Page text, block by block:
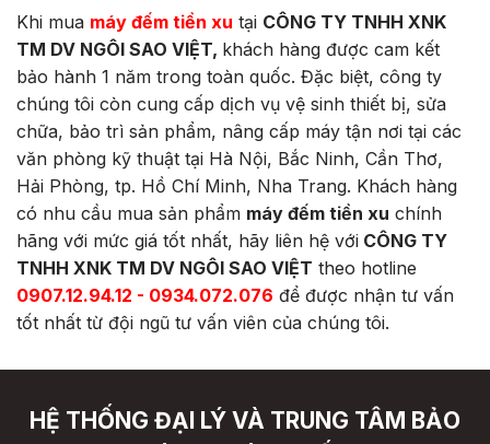
Khi mua máy đếm tiền xu tại CÔNG TY TNHH XNK
TM DV NGÔI SAO VIỆT, khách hàng được cam kết
bảo hành 1 năm trong toàn quốc. Đặc biệt, công ty
chúng tôi còn cung cấp dịch vụ vệ sinh thiết bị, sửa
chữa, bảo trì sản phẩm, nâng cấp máy tận nơi tại các
văn phòng kỹ thuật tại Hà Nội, Bắc Ninh, Cần Thơ,
Hải Phòng, tp. Hồ Chí Minh, Nha Trang. Khách hàng
có nhu cầu mua sản phẩm máy đếm tiền xu chính
hãng với mức giá tốt nhất, hãy liên hệ với CÔNG TY
TNHH XNK TM DV NGÔI SAO VIỆT theo hotline
0907.12.94.12 - 0934.072.076 để được nhận tư vấn
tốt nhất từ đội ngũ tư vấn viên của chúng tôi.
HỆ THỐNG ĐẠI LÝ VÀ TRUNG TÂM BẢO